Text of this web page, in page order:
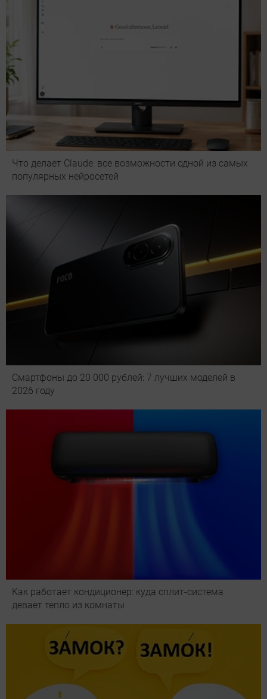
Что делает Сlaude: все возможности одной из самых
популярных нейросетей
Смартфоны до 20 000 рублей: 7 лучших моделей в
2026 году
Как работает кондиционер: куда сплит-система
девает тепло из комнаты